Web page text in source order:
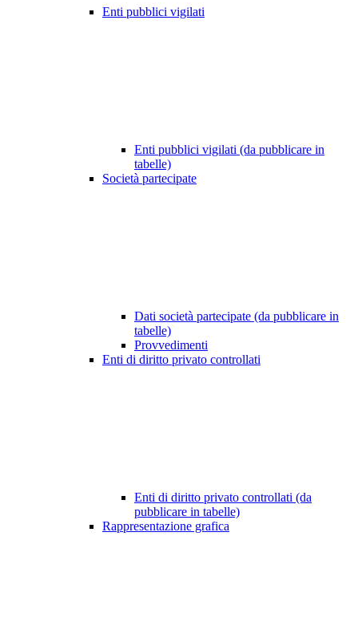
Enti pubblici vigilati
Enti pubblici vigilati (da pubblicare in
tabelle)
Società partecipate
Dati società partecipate (da pubblicare in
tabelle)
Provvedimenti
Enti di diritto privato controllati
Enti di diritto privato controllati (da
pubblicare in tabelle)
Rappresentazione grafica